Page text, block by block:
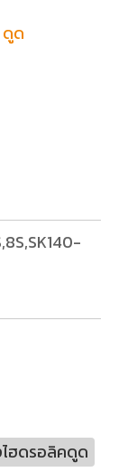
ดูด
ฮดรอลิคดูด